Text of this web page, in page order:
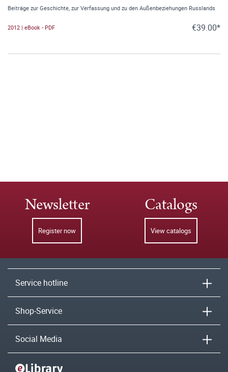
Beiträge zur Geschichte, zur Verfassung und zu den Außenbeziehungen Russlands
2012 | eBook - PDF €39.00*
Newsletter
Register now
Catalogs
View catalogs
Service hotline
Shop-Service
Social Media